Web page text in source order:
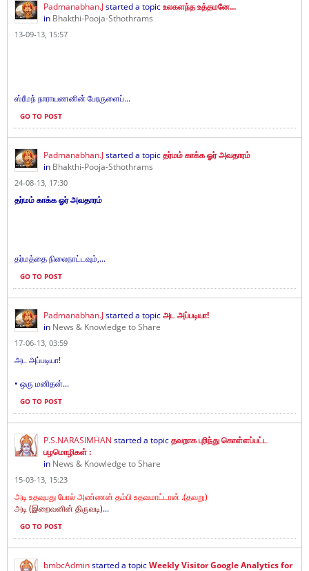
Padmanabhan.Jstarted a topicஉலகளந்த உத்தமனே...
in Bhakthi-Pooja-Sthothrams
13-09-13, 15:57
ஸ்ரீமந் நாராயணனின் பேரருளைப்...
GO TO POST
Padmanabhan.Jstarted a topicதர்மம் காக்க ஓர் அவதாரம்
in Bhakthi-Pooja-Sthothrams
24-08-13, 17:30
தர்மம் காக்க ஓர் அவதாரம்
தர்மத்தை நிலைநாட்டவும்,...
GO TO POST
Padmanabhan.Jstarted a topicஅட அப்படியா!
in News & Knowledge to Share
17-06-13, 03:59
அட அப்படியா!
• ஒரு மனிதன்...
GO TO POST
P.S.NARASIMHAN started a topicதவறாக புரிந்து கொள்ளப்பட்ட
பழமொழிகள் :
in News & Knowledge to Share
15-03-13, 15:23
அடி உதவுபது போல் அண்ணன் தம்பி உதவமாட்டான் .(தவறு)
அடி (இறைவனின் திருவடி)...
GO TO POST
bmbcAdminstarted a topicWeekly Visitor Google Analytics for